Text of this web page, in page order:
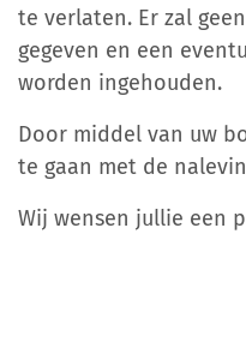
te verlaten. Er zal
gegeven en een
worden ingehouden.
Door middel van uw
te gaan met de
Wij wensen jullie een